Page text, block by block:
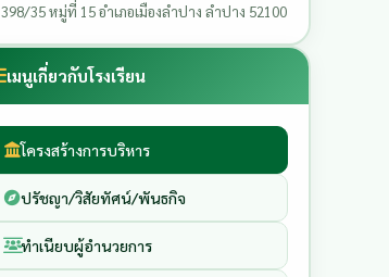
398/35 หมู่ที่ 15 อำเภอเมืองลำปาง ลำปาง 52100
เมนูเกี่ยวกับโรงเรียน
โครงสร้างการบริหาร
ปรัชญา/วิสัยทัศน์/พันธกิจ
ทำเนียบผู้อำนวยการ